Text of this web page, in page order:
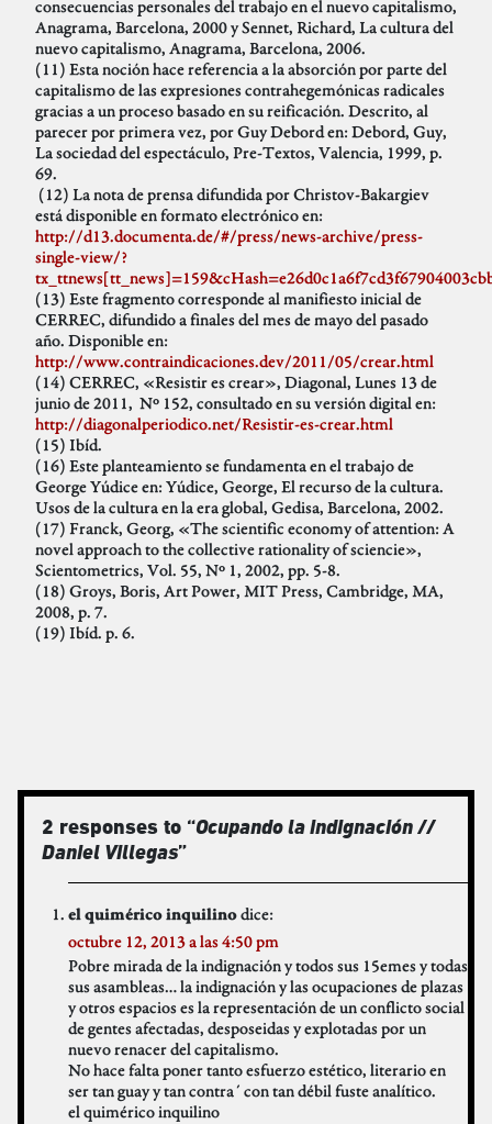
consecuencias personales del trabajo en el nuevo capitalismo,
Anagrama, Barcelona, 2000 y Sennet, Richard, La cultura del
nuevo capitalismo, Anagrama, Barcelona, 2006.
(11) Esta noción hace referencia a la absorción por parte del
capitalismo de las expresiones contrahegemónicas radicales
gracias a un proceso basado en su reificación. Descrito, al
parecer por primera vez, por Guy Debord en: Debord, Guy,
La sociedad del espectáculo, Pre-Textos, Valencia, 1999, p.
69.
(12) La nota de prensa difundida por Christov-Bakargiev
está disponible en formato electrónico en:
http://d13.documenta.de/#/press/news-archive/press-
single-view/?
(13) Este fragmento corresponde al manifiesto inicial de
CERREC, difundido a finales del mes de mayo del pasado
año. Disponible en:
http://www.contraindicaciones.dev/2011/05/crear.html
(14) CERREC, «Resistir es crear», Diagonal, Lunes 13 de
junio de 2011, Nº 152, consultado en su versión digital en:
http://diagonalperiodico.net/Resistir-es-crear.html
(15) Ibíd.
(16) Este planteamiento se fundamenta en el trabajo de
George Yúdice en: Yúdice, George, El recurso de la cultura.
Usos de la cultura en la era global, Gedisa, Barcelona, 2002.
(17) Franck, Georg, «The scientific economy of attention: A
novel approach to the collective rationality of sciencie»,
Scientometrics, Vol. 55, Nº 1, 2002, pp. 5-8.
(18) Groys, Boris, Art Power, MIT Press, Cambridge, MA,
2008, p. 7.
(19) Ibíd. p. 6.
2 responses to “Ocupando la indignación //
Daniel Villegas”
el quimérico inquilinodice:
octubre 12, 2013 a las 4:50 pm
Pobre mirada de la indignación y todos sus 15emes y todas
sus asambleas… la indignación y las ocupaciones de plazas
y otros espacios es la representación de un conflicto social
de gentes afectadas, desposeidas y explotadas por un
nuevo renacer del capitalismo.
No hace falta poner tanto esfuerzo estético, literario en
ser tan guay y tan contra´ con tan débil fuste analítico.
el quimérico inquilino